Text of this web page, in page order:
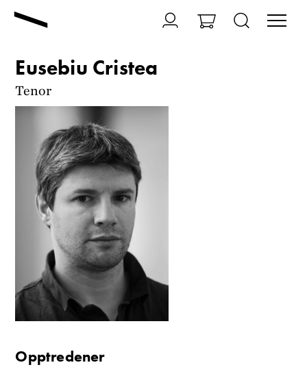
Eusebiu Cristea
Tenor
Opptredener